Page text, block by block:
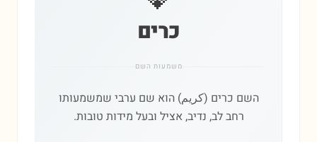
כרים
משמעות השם
השם כרים (كريم) הוא שם ערבי שמשמעותו
רחב לב, נדיב, אציל ובעל מידות טובות.